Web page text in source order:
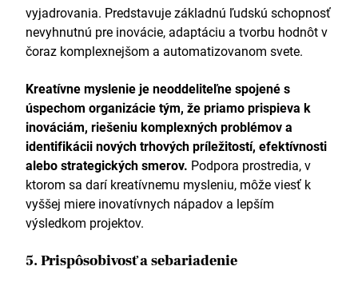
vyjadrovania. Predstavuje základnú ľudskú schopnosť
nevyhnutnú pre inovácie, adaptáciu a tvorbu hodnôt v
čoraz komplexnejšom a automatizovanom svete.
Kreatívne myslenie je neoddeliteľne spojené s
úspechom organizácie tým, že priamo prispieva k
inováciám, riešeniu komplexných problémov a
identifikácii nových trhových príležitostí, efektívnosti
alebo strategických smerov. Podpora prostredia, v
ktorom sa darí kreatívnemu mysleniu, môže viesť k
vyššej miere inovatívnych nápadov a lepším
výsledkom projektov.
5. Prispôsobivosť a sebariadenie